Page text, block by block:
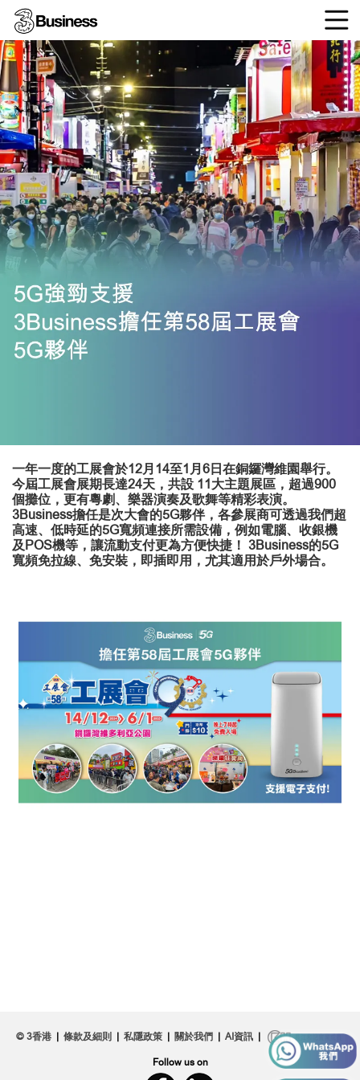
一年一度的工展會於12月14至1月6日在銅鑼灣維園舉行。
今屆工展會展期長達24天，共設 11大主題展區，超過900
個攤位，更有粵劇、樂器演奏及歌舞等精彩表演。
3Business擔任是次大會的5G夥伴，各參展商可透過我們超
高速、低時延的5G寬頻連接所需設備，例如電腦、收銀機
及POS機等，讓流動支付更為方便快捷！ 3Business的5G
寬頻免拉線、免安裝，即插即用，尤其適用於戶外場合。
© 3香港| 條款及細則 私隱政策| 關於我們 AI資訊|
Follow us on